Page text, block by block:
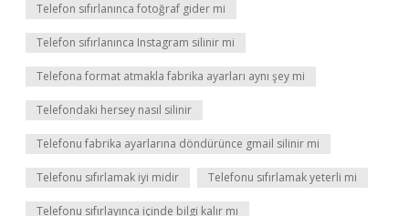
Telefon sıfırlanınca fotoğraf gider mi
Telefon sıfırlanınca Instagram silinir mi
Telefona format atmakla fabrika ayarları aynı şey mi
Telefondaki hersey nasıl silinir
Telefonu fabrika ayarlarına döndürünce gmail silinir mi
Telefonu sıfırlamak iyi midir Telefonu sıfırlamak yeterli mi
Telefonu sıfırlayınca içinde bilgi kalır mı